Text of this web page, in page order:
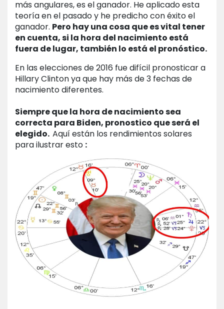
más angulares, es el ganador. He aplicado esta
teoría en el pasado y he predicho con éxito el
ganador. Pero hay una cosa que es vital tener
en cuenta, si la hora del nacimiento está
fuera de lugar, también lo está el pronóstico.
En las elecciones de 2016 fue difícil pronosticar a
Hillary Clinton ya que hay más de 3 fechas de
nacimiento diferentes.
Siempre que la hora de nacimiento sea
correcta para Biden, pronostico que será el
elegido. Aquí están los rendimientos solares
para ilustrar esto :